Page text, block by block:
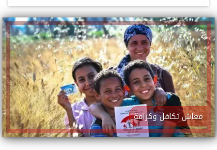
معاش تكافل وكرامة